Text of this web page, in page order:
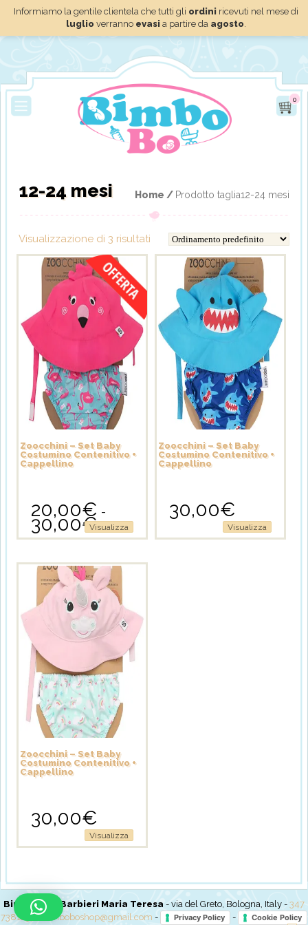
Informiamo la gentile clientela che tutti gli ordini ricevuti nel mese di
luglio verranno evasi a partire da agosto.
0
Home / Prodotto taglia12-24 mesi
12-24 mesi
Visualizzazione di 3 risultati
Zoocchini – Set Baby
Costumino Contenitivo +
Cappellino
20,00€ -
30,00€Fascia
di
da
20,00€
a
30,00€
Visualizza
Questo
prodotto
più
opzioni
possono
essere
scelte
nella
pagina
prodotto
Zoocchini – Set Baby
Costumino Contenitivo +
Cappellino
30,00€
Visualizza
prodotto
Zoocchini – Set Baby
Costumino Contenitivo +
Cappellino
30,00€
Visualizza
prodotto
varianti.
Le
opzioni
BimboBo di Barbieri Maria Teresa - via del Greto, Bologna, Italy - 347
7381237-bimboboshop@gmail.com - Privacy Policy - Cookie Policy